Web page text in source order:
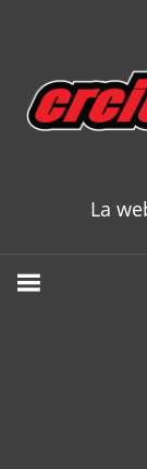
content
La